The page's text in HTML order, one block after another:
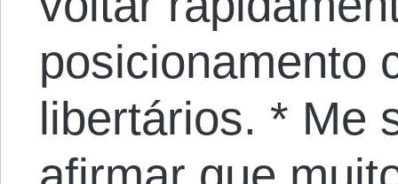
posicionamento
libertários. * Me